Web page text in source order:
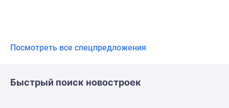
Посмотреть все спецпредложения
Быстрый поиск новостроек